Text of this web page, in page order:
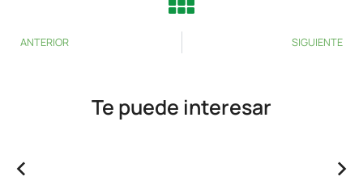
ANTERIOR SIGUIENTE
Te puede interesar